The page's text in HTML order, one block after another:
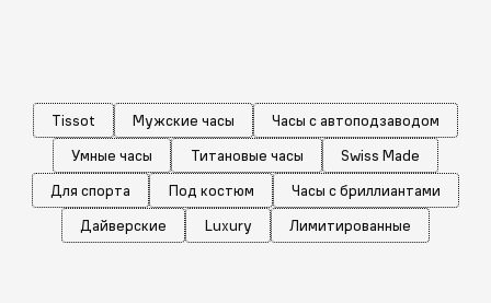
Tissot Мужские часы
Часы с автоподзаводом
Умные часы
Титановые часы
Swiss Made
Для спорта
Под костюм
Часы с бриллиантами
Дайверские
Luxury Лимитированные